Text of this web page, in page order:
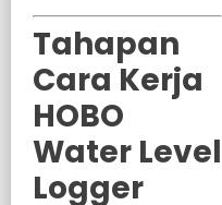
Tahapan
Cara Kerja
HOBO
Water Level
Logger